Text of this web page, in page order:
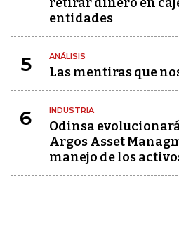
entidades
5 ANÁLISIS
Las mentiras que
6 INDUSTRIA
Odinsa
Argos Asset
manejo de los